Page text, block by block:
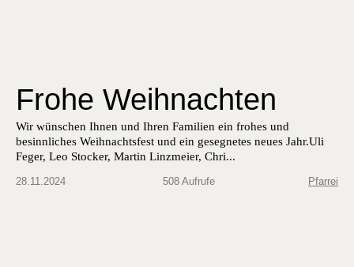
Frohe Weihnachten
Wir wün­schen Ihnen und Ihren Fam­i­lien ein fro­hes und
besinnlich­es Wei­h­nachts­fest und ein geseg­netes neues Jahr.Uli
Feger, Leo Stock­er, Mar­tin Linzmeier, Chri...
28.11.2024 508 Aufrufe Pfarrei